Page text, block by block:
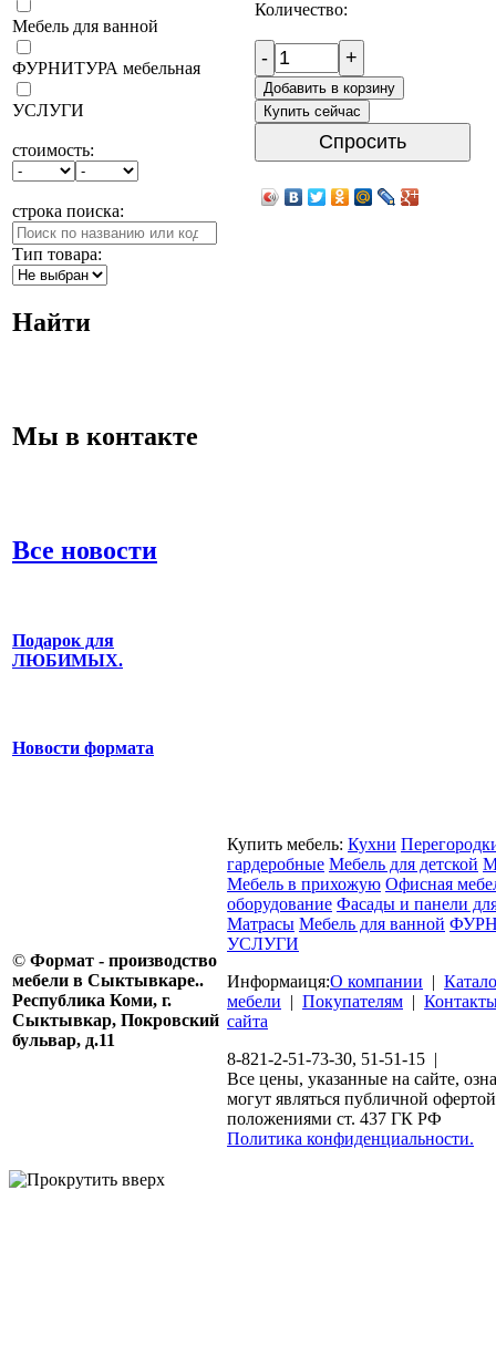
Мебель для ванной
ФУРНИТУРА мебельная
УСЛУГИ
стоимость:
строка поиска:
Тип товара:
Найти
Мы в контакте
Все новости
Подарок для
ЛЮБИМЫХ.
Новости формата
Количество:
- +
Добавить в корзину
Купить сейчас
Спросить
© Формат - производство
мебели в Сыктывкаре..
Республика Коми, г.
Сыктывкар, Покровский
бульвар, д.11
Купить мебель: Кухни
гардеробные Мебель для детской
Мебель в прихожую Офисная
оборудование Фасады и панели
Матрасы Мебель для ванной
УСЛУГИ
Информаиця:О компании |
мебели | Покупателям |
сайта
8-821-2-51-73-30, 51-51-15 |
Все цены, указанные на сайте,
могут являться публичной
положениями ст. 437 ГК РФ
Политика конфиденциальности.